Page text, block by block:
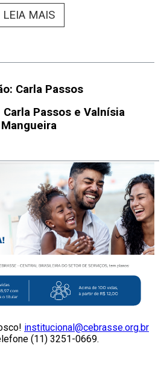
LEIA MAIS
Carla Passos
Passos e Valnísia
Mangueira
institucional@cebrasse.org.br
(11) 3251-0669.